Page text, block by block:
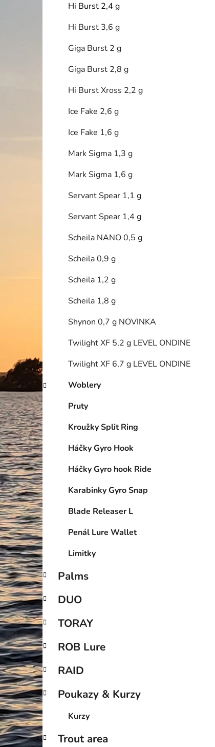
Hi Burst 2,4 g
Hi Burst 3,6 g
Giga Burst 2 g
Giga Burst 2,8 g
Hi Burst Xross 2,2 g
Ice Fake 2,6 g
Ice Fake 1,6 g
Mark Sigma 1,3 g
Mark Sigma 1,6 g
Servant Spear 1,1 g
Servant Spear 1,4 g
Scheila NANO 0,5 g
Scheila 0,9 g
Scheila 1,2 g
Scheila 1,8 g
Shynon 0,7 g NOVINKA
Twilight XF 5,2 g LEVEL ONDINE
Twilight XF 6,7 g LEVEL ONDINE
Woblery
Pruty
Kroužky Split Ring
Háčky Gyro Hook
Háčky Gyro hook Ride
Karabinky Gyro Snap
Blade Releaser L
Penál Lure Wallet
Limitky
Palms
DUO
TORAY
ROB Lure
RAID
Poukazy & Kurzy
Kurzy
Trout area